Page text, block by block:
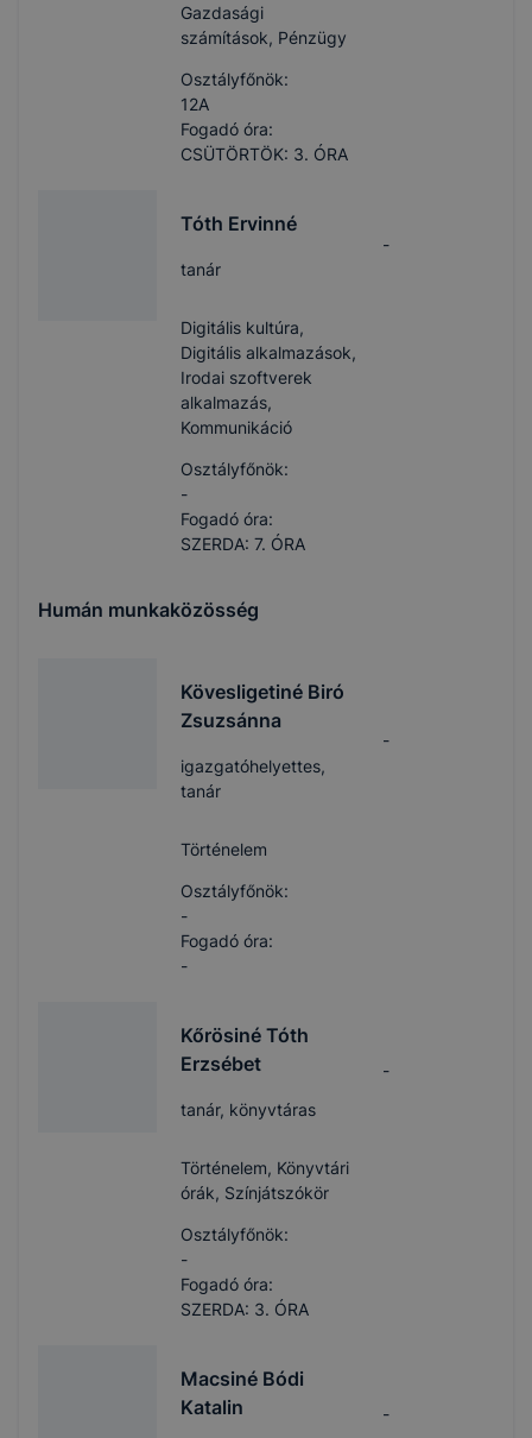
Gazdasági
számítások, Pénzügy
Osztályfőnök:
12A
Fogadó óra:
CSÜTÖRTÖK: 3. ÓRA
Tóth Ervinné
tanár
Digitális kultúra,
Digitális alkalmazások,
Irodai szoftverek
alkalmazás,
Kommunikáció
-
Osztályfőnök:
-
Fogadó óra:
SZERDA: 7. ÓRA
Humán munkaközösség
Kövesligetiné Biró
Zsuzsánna
igazgatóhelyettes,
tanár
Történelem
-
Osztályfőnök:
-
Fogadó óra:
-
Kőrösiné Tóth
Erzsébet
tanár, könyvtáras
Történelem, Könyvtári
órák, Színjátszókör
-
Osztályfőnök:
-
Fogadó óra:
SZERDA: 3. ÓRA
Macsiné Bódi
Katalin
-